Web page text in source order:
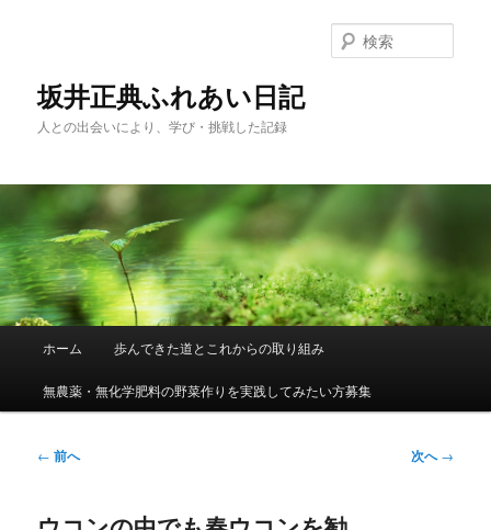
へ
動
坂井正典ふれあい日記
人との出会いにより、学び・挑戦した記録
索
メ
ホーム 歩んできた道とこれからの取り組み
無農薬・無化学肥料の野菜作りを実践してみたい方募集
投
ビ
← 前へ 次へ→